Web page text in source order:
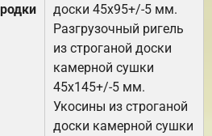
доски 45х95+/-5 мм.
Разгрузочный ригель
из строганой доски
камерной сушки
45х145+/-5 мм.
Укосины из строганой
доски камерной сушки